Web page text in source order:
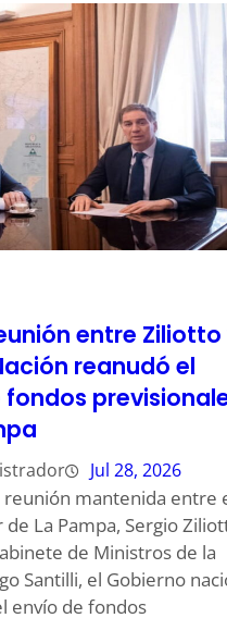
entre
reanudó el
Jul 28, 2026
reunión mantenida entre
La Pampa, Sergio
de Ministros de la
Santilli, el Gobierno
envío de fondos